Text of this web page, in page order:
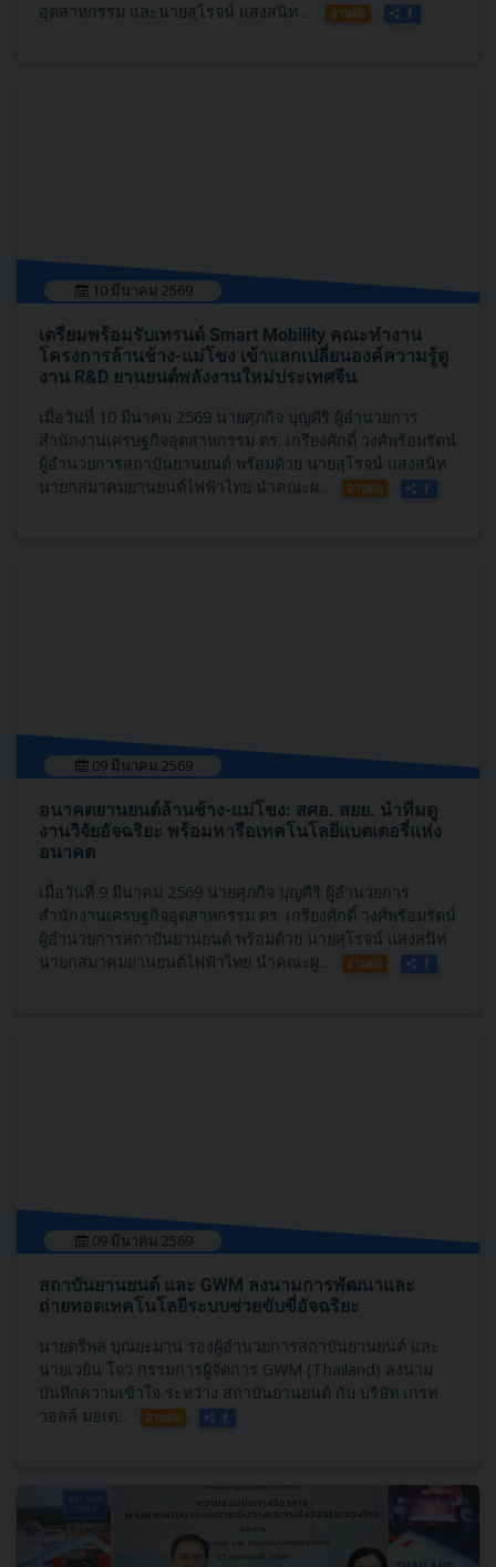
อุตสาหกรรม และนายสุโรจน์ แสงสนิท ...
อ่านต่อ
10 มีนาคม 2569
เตรียมพร้อมรับเทรนด์ Smart Mobility คณะทำงาน
โครงการล้านช้าง-แม่โขง เข้าแลกเปลี่ยนองค์ความรู้ดู
งาน R&D ยานยนต์พลังงานใหม่ประเทศจีน
เมื่อวันที่ 10 มีนาคม 2569 นายศุภกิจ บุญศิริ ผู้อำนวยการ
สำนักงานเศรษฐกิจอุตสาหกรรม ดร. เกรียงศักดิ์ วงศ์พร้อมรัตน์
ผู้อำนวยการสถาบันยานยนต์ พร้อมด้วย นายสุโรจน์ แสงสนิท
นายกสมาคมยานยนต์ไฟฟ้าไทย นำคณะผ...
อ่านต่อ
09 มีนาคม 2569
อนาคตยานยนต์ล้านช้าง-แม่โขง: สศอ. สยย. นำทีมดู
งานวิจัยอัจฉริยะ พร้อมหารือเทคโนโลยีแบตเตอรี่แห่ง
อนาคต
เมื่อวันที่ 9 มีนาคม 2569 นายศุภกิจ บุญศิริ ผู้อำนวยการ
สำนักงานเศรษฐกิจอุตสาหกรรม ดร. เกรียงศักดิ์ วงศ์พร้อมรัตน์
ผู้อำนวยการสถาบันยานยนต์ พร้อมด้วย นายสุโรจน์ แสงสนิท
นายกสมาคมยานยนต์ไฟฟ้าไทย นำคณะผู...
อ่านต่อ
09 มีนาคม 2569
สถาบันยานยนต์ และ GWM ลงนามการพัฒนาและ
ถ่ายทอดเทคโนโลยีระบบช่วยขับขี่อัจฉริยะ
นายตรีพล บุณยะมาน รองผู้อำนวยการสถา​บันยานยนต์​ และ
นายเวย์น โจว กรรมการผู้จัดการ GWM (Thailand) ลงนาม
บันทึกความเข้าใจ ​ระหว่าง ​สถาบันยานยนต์ ​กับ บริษัท เกรท
วอลล์ มอเต...
อ่านต่อ